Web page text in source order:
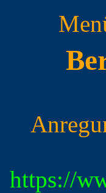
https://